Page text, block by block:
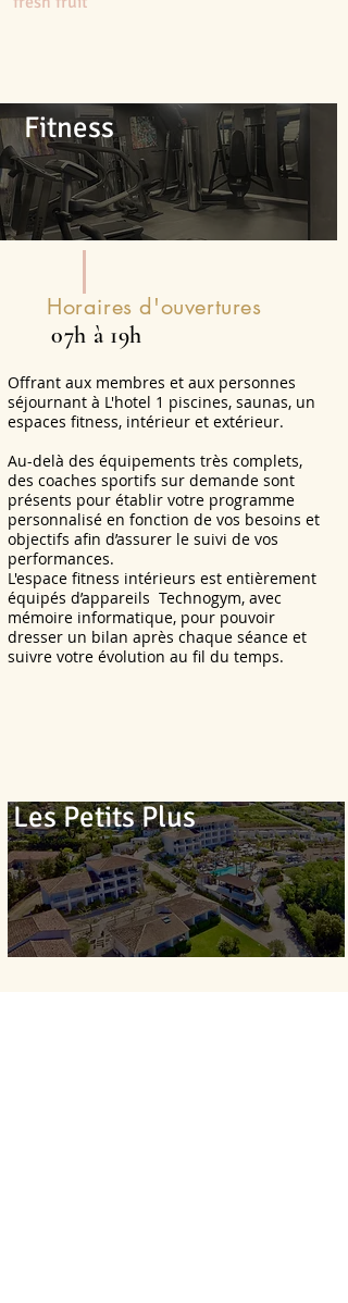
Fitness
Horaires d'ouvertures
07h à 19h
Offrant aux membres et aux personnes
séjournant à L'hotel 1 piscines, saunas, un
espaces fitness, intérieur et extérieur.
Au-delà des équipements très complets,
des coaches sportifs sur demande sont
présents pour établir votre programme
personnalisé en fonction de vos besoins et
objectifs afin d’assurer le suivi de vos
performances.
L'espace fitness intérieurs est entièrement
équipés d’appareils Technogym, avec
mémoire informatique, pour pouvoir
dresser un bilan après chaque séance et
suivre votre évolution au fil du temps.
Les Petits Plus